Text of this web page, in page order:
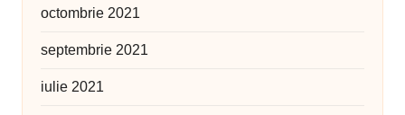
octombrie 2021
septembrie 2021
iulie 2021